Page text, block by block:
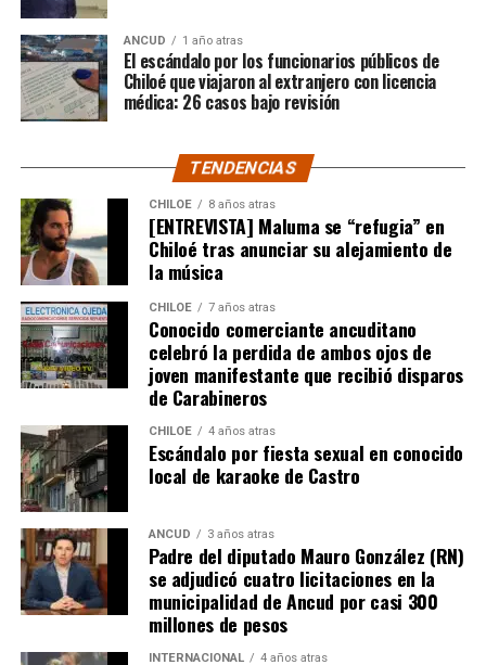
El ‘Millonario’ fue quien dominó las acciones a lo largo
del encuentro y quien generó las chances más claras,
pero no estuvo fino a la hora de convertir.
El cuadro ‘Xeneize’, por su parte, resistió hasta último
momento y solo a través de Sebastián Villa tuvo alguna
oportunidad de gol.
Tras un primer tiempo donde los locales dominaron,
Boca reaccionó en la segunda mitad para darle algo de
trabajo al portero Franco Armani
figura fue el guardametas visitante,
quien tuvo tres intervenciones notables.
River buscaba de todas las maneras abrir el marcador,
pero algo siempre se lo impedía. A los 12′ del segundo
tiempo, Nicolás De la Cruz sacó un remate tremendo de
media distancia que llevaba destino de gol, pero que
‘Chiquito’ con un manotazo salvador, mandó al córner.
Luego,Pablo Solari, exjugador de Colo Colo, definió
cruzado y la pelota pegó en el segundo palo. Era un
anticipo de lo ocurriría en los minutos finales.
A los 90+2 minutos, el juez Darío Herrera cobró penal a
favor del elenco ‘millonario’, por una falta contra el
ANCUD 1 año atras
El escándalo por los funcionarios públicos de
Chiloé que viajaron al extranjero con licencia
médica: 26 casos bajo revisión
TENDENCIAS
CHILOE 8 años atras
[ENTREVISTA] Maluma se “refugia” en
Chiloé tras anunciar su alejamiento de
la música
CHILOE 7 años atras
Conocido comerciante ancuditano
celebró la perdida de ambos ojos de
joven manifestante que recibió disparos
de Carabineros
CHILOE 4 años atras
Escándalo por fiesta sexual en conocido
local de karaoke de Castro
ANCUD 3 años atras
Padre del diputado Mauro González (RN)
se adjudicó cuatro licitaciones en la
municipalidad de Ancud por casi 300
millones de pesos
INTERNACIONAL 4 años atras